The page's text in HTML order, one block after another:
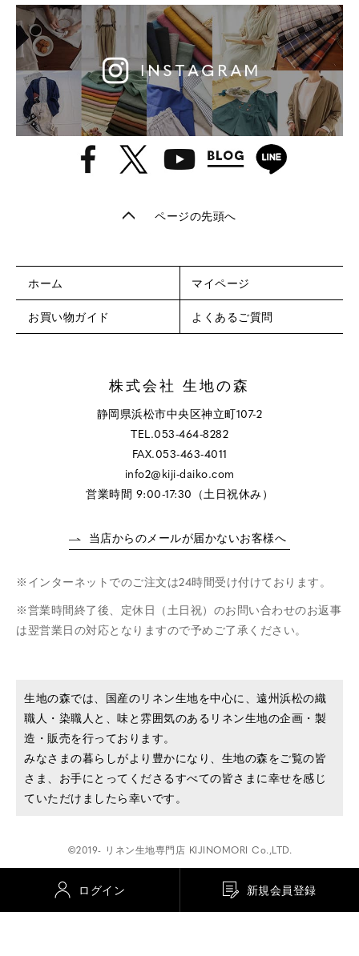
ページの先頭へ
ホーム マイページ
お買い物ガイド よくあるご質問
株式会社 生地の森
静岡県浜松市中央区神立町107-2
TEL.053-464-8282
FAX.053-463-4011
info2@kiji-daiko.com
営業時間 9:00-17:30（土日祝休み）
当店からのメールが届かないお客様へ
インターネットでのご注文は24時間受け付けております。
営業時間終了後、定休日（土日祝）のお問い合わせのお返事
は翌営業日の対応となりますので予めご了承ください。
生地の森では、国産のリネン生地を中心に、遠州浜松の織
職人・染職人と、味と雰囲気のあるリネン生地の企画・製
造・販売を行っております。
みなさまの暮らしがより豊かになり、生地の森をご覧の皆
さま、お手にとってくださるすべての皆さまに幸せを感じ
ていただけましたら幸いです。
©2019- リネン生地専門店 KIJINOMORI Co.,LTD.
ログイン 新規会員登録